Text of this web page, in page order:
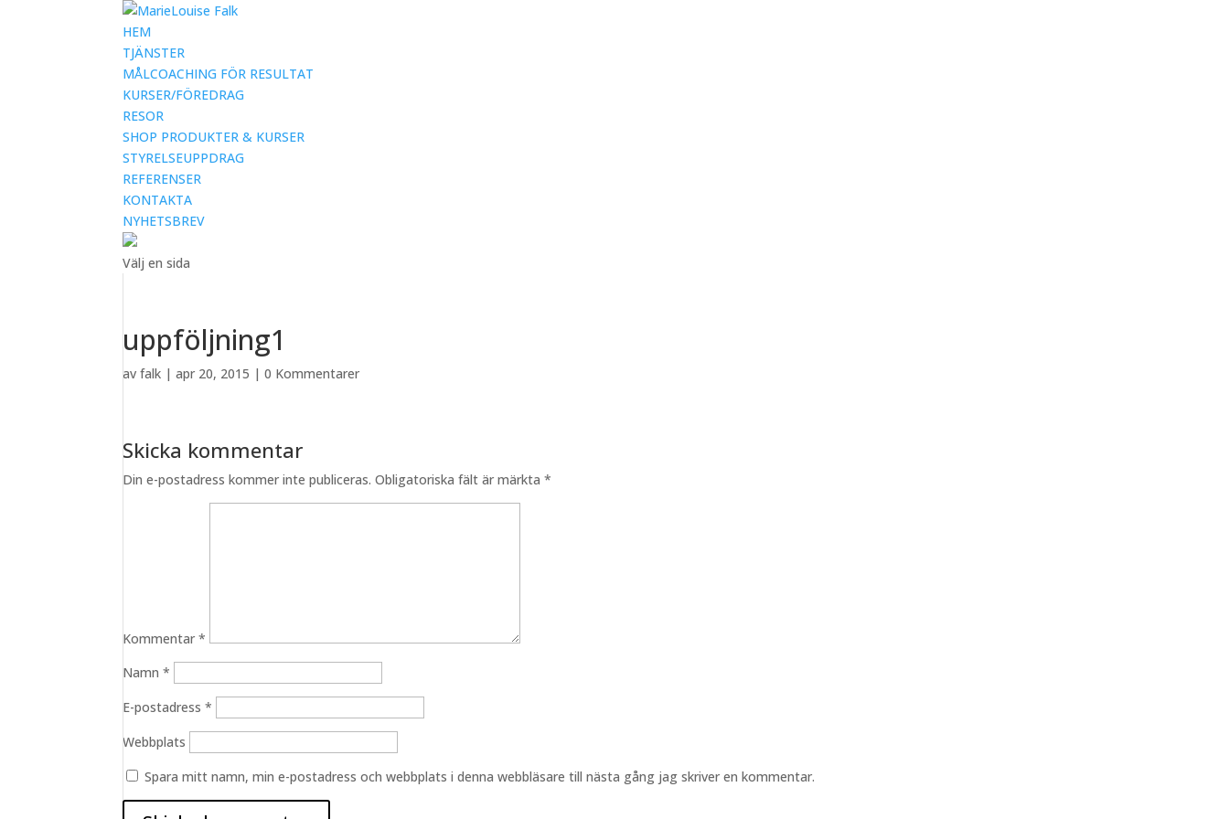
HEM
TJÄNSTER
MÅLCOACHING FÖR RESULTAT
KURSER/FÖREDRAG
RESOR
SHOP PRODUKTER & KURSER
STYRELSEUPPDRAG
REFERENSER
KONTAKTA
NYHETSBREV
Välj en sida
uppföljning1
avfalk |apr 20, 2015 |0 Kommentarer
Skicka kommentar
Din e-postadress kommer inte publiceras. Obligatoriska fält är märkta*
Kommentar*
Namn*
E-postadress*
Webbplats
Spara mitt namn, min e-postadress och webbplats i denna webbläsare till nästa gång jag skriver en kommentar.